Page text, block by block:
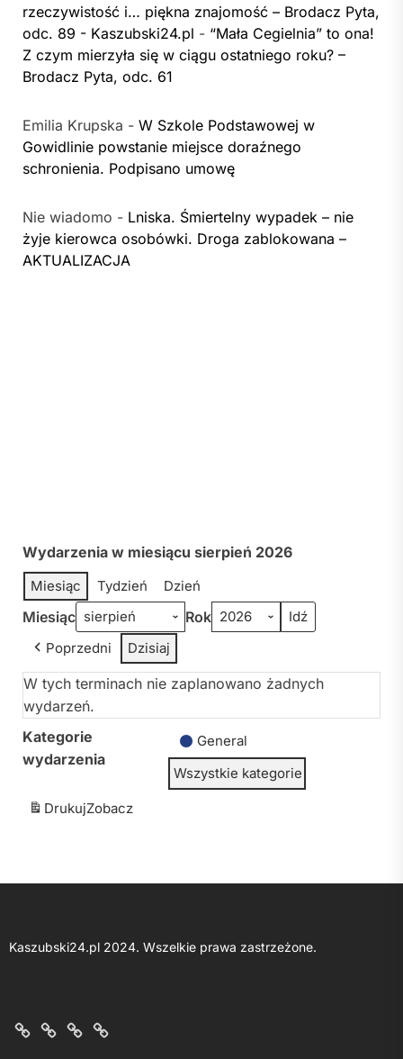
rzeczywistość i… piękna znajomość – Brodacz Pyta,
odc. 89 - Kaszubski24.pl - “Mała Cegielnia” to ona!
Z czym mierzyła się w ciągu ostatniego roku? –
Brodacz Pyta, odc. 61
Emilia Krupska - W Szkole Podstawowej w
Gowidlinie powstanie miejsce doraźnego
schronienia. Podpisano umowę
Nie wiadomo - Lniska. Śmiertelny wypadek – nie
żyje kierowca osobówki. Droga zablokowana –
AKTUALIZACJA
Wydarzenia w miesiącu sierpień 2026
Miesiąc Tydzień Dzień
Miesiąc Rok
Poprzedni Dzisiaj
W tych terminach nie zaplanowano żadnych
wydarzeń.
Kategorie
wydarzenia
General
Wszystkie kategorie
DrukujZobacz
Kaszubski24.pl 2024. Wszelkie prawa zastrzeżone.
O
KontaktPolitykaRegulamin